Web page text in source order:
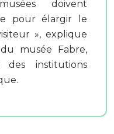
doivent
pour élargir le
», explique
musée Fabre,
des institutions